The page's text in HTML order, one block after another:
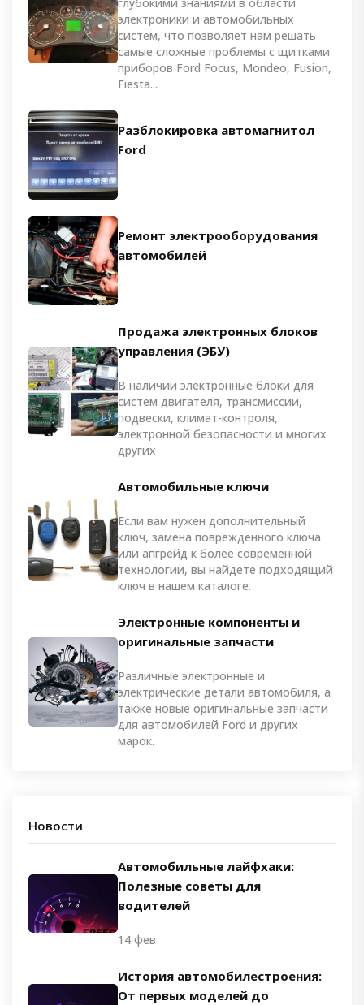
глубокими знаниями в области
электроники и автомобильных
систем, что позволяет нам решать
самые сложные проблемы с щитками
приборов Ford Focus, Mondeo, Fusion,
Fiesta...
Разблокировка автомагнитол
Ford
Ремонт электрооборудования
автомобилей
Продажа электронных блоков
управления (ЭБУ)
В наличии электронные блоки для
систем двигателя, трансмиссии,
подвески, климат-контроля,
электронной безопасности и многих
других
Автомобильные ключи
Если вам нужен дополнительный
ключ, замена поврежденного ключа
или апгрейд к более современной
технологии, вы найдете подходящий
ключ в нашем каталоге.
Электронные компоненты и
оригинальные запчасти
Различные электронные и
электрические детали автомобиля, а
также новые оригинальные запчасти
для автомобилей Ford и других
марок.
Новости
Автомобильные лайфхаки:
Полезные советы для
водителей
14 фев
История автомобилестроения:
От первых моделей до